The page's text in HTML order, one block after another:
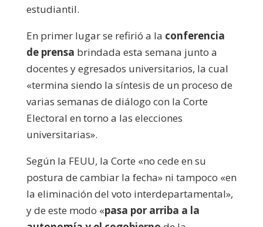
estudiantil.
En primer lugar se refirió a la conferencia
de prensa brindada esta semana junto a
docentes y egresados universitarios, la cual
«termina siendo la síntesis de un proceso de
varias semanas de diálogo con la Corte
Electoral en torno a las elecciones
universitarias».
Según la FEUU, la Corte «no cede en su
postura de cambiar la fecha» ni tampoco «en
la eliminación del voto interdepartamental»,
y de este modo «pasa por arriba a la